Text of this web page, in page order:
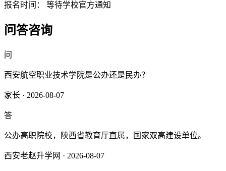
报名时间：
等待学校官方通知
问答咨询
问
西安航空职业技术学院是公办还是民办？
家长 · 2026-08-07
答
公办高职院校，陕西省教育厅直属，国家双高建设单位。
西安老赵升学网 · 2026-08-07